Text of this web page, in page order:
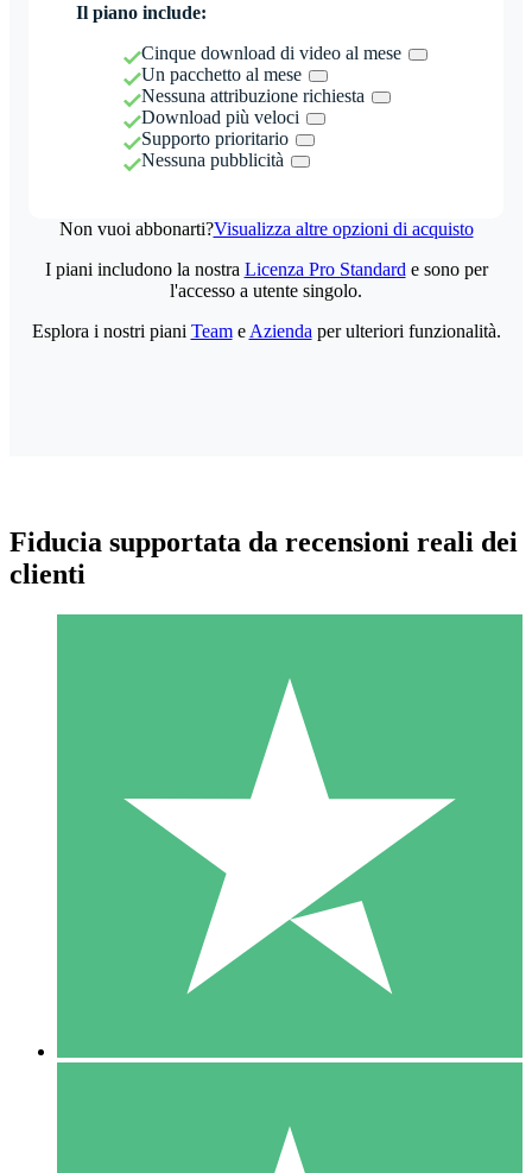
Il piano include:
Cinque download di video al mese
Un pacchetto al mese
Nessuna attribuzione richiesta
Download più veloci
Supporto prioritario
Nessuna pubblicità
Non vuoi abbonarti?Visualizza altre opzioni di acquisto
Pacchetti di Crediti Individuali
Paga a consumo con crediti di download. Nessun impegno
1 Download
10
US$1500
10 Download
I piani includono la nostra Licenza Pro Standard e sono per
l'accesso a utente singolo.
Esplora i nostri piani Teame Azienda per ulteriori funzionalità.
Fiducia supportata da recensioni reali dei
clienti